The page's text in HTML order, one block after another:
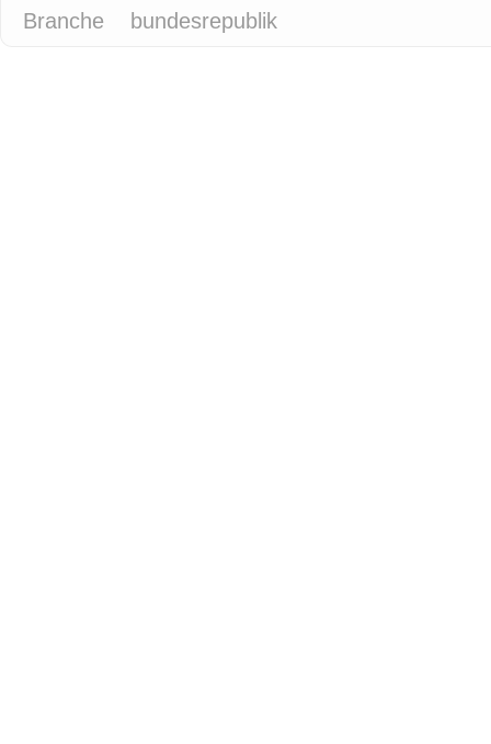
Branche
bundesrepublik